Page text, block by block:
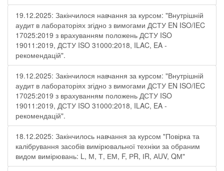
19.12.2025: Закінчилося навчання за курсом: "Внутрішній
аудит в лабораторіях згідно з вимогами ДСТУ EN ISO/IEC
17025:2019 з врахуванням положень ДСТУ ISO
19011:2019, ДСТУ ISO 31000:2018, ILAC, EA -
рекомендацій".
19.12.2025: Закінчилося навчання за курсом: "Внутрішній
аудит в лабораторіях згідно з вимогами ДСТУ EN ISO/IEC
17025:2019 з врахуванням положень ДСТУ ISO
19011:2019, ДСТУ ISO 31000:2018, ILAC, EA -
рекомендацій".
18.12.2025: Закінчилось навчання за курсом "Повірка та
калібрування засобів вимірювальної техніки за обраним
видом вимірювань: L, М, Т, ЕМ, F, РR, ІR, АUV, QМ"